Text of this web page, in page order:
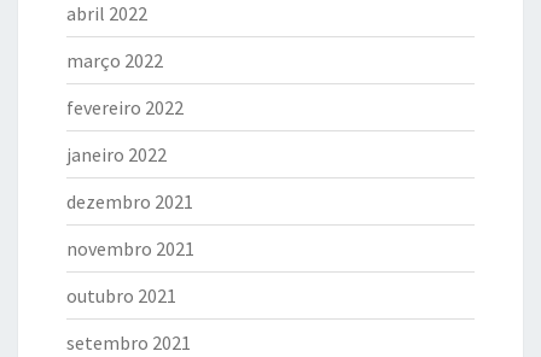
abril 2022
março 2022
fevereiro 2022
janeiro 2022
dezembro 2021
novembro 2021
outubro 2021
setembro 2021